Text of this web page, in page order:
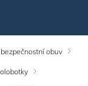
obuv /
/